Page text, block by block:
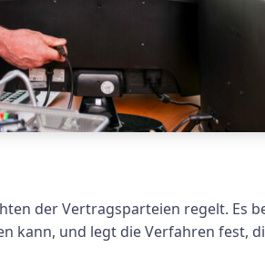
der Vertragsparteien regelt. Es
und legt die Verfahren fest,